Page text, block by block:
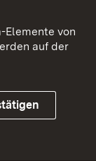
von
auf der